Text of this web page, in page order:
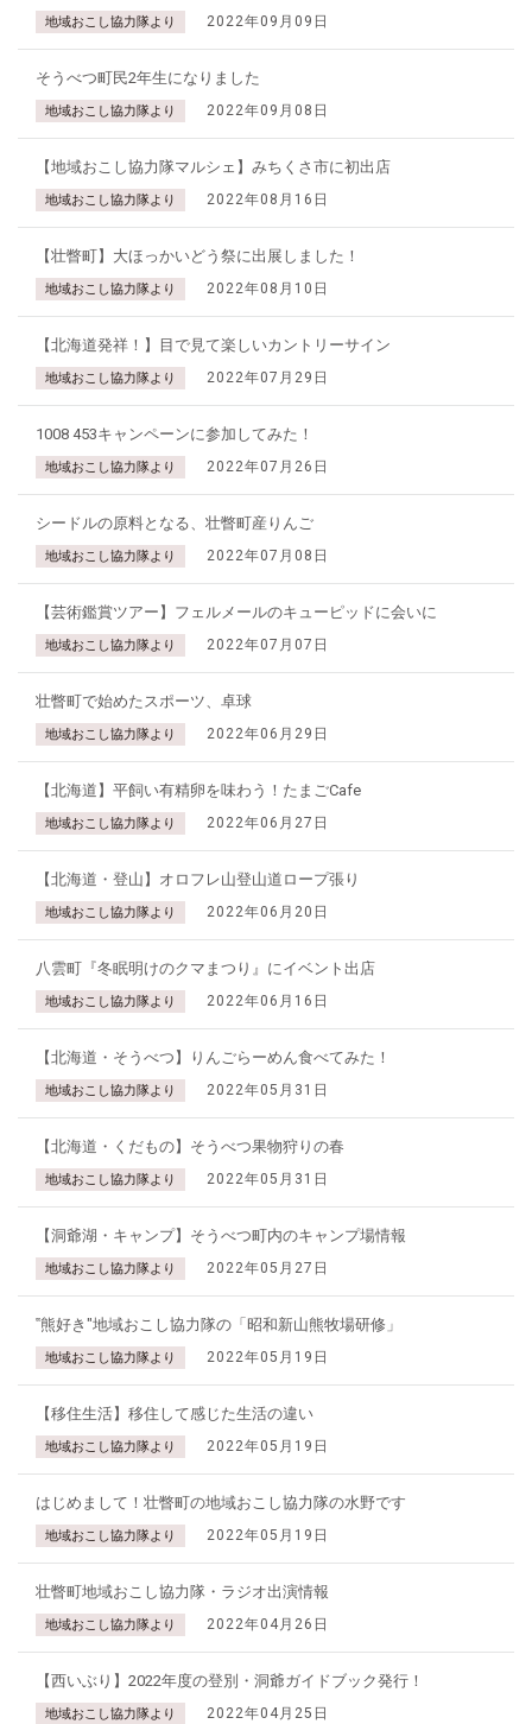
地域おこし協力隊より 2022年09月09日
そうべつ町民2年生になりました
地域おこし協力隊より 2022年09月08日
【地域おこし協力隊マルシェ】みちくさ市に初出店
地域おこし協力隊より 2022年08月16日
【壮瞥町】大ほっかいどう祭に出展しました！
地域おこし協力隊より 2022年08月10日
【北海道発祥！】目で見て楽しいカントリーサイン
地域おこし協力隊より 2022年07月29日
1008 453キャンペーンに参加してみた！
地域おこし協力隊より 2022年07月26日
シードルの原料となる、壮瞥町産りんご
地域おこし協力隊より 2022年07月08日
【芸術鑑賞ツアー】フェルメールのキューピッドに会いに
地域おこし協力隊より 2022年07月07日
壮瞥町で始めたスポーツ、卓球
地域おこし協力隊より 2022年06月29日
【北海道】平飼い有精卵を味わう！たまごCafe
地域おこし協力隊より 2022年06月27日
【北海道・登山】オロフレ山登山道ロープ張り
地域おこし協力隊より 2022年06月20日
八雲町『冬眠明けのクマまつり』にイベント出店
地域おこし協力隊より 2022年06月16日
【北海道・そうべつ】りんごらーめん食べてみた！
地域おこし協力隊より 2022年05月31日
【北海道・くだもの】そうべつ果物狩りの春
地域おこし協力隊より 2022年05月31日
【洞爺湖・キャンプ】そうべつ町内のキャンプ場情報
地域おこし協力隊より 2022年05月27日
‟熊好き"地域おこし協力隊の「昭和新山熊牧場研修」
地域おこし協力隊より 2022年05月19日
【移住生活】移住して感じた生活の違い
地域おこし協力隊より 2022年05月19日
はじめまして！壮瞥町の地域おこし協力隊の水野です
地域おこし協力隊より 2022年05月19日
壮瞥町地域おこし協力隊・ラジオ出演情報
地域おこし協力隊より 2022年04月26日
【西いぶり】2022年度の登別・洞爺ガイドブック発行！
地域おこし協力隊より 2022年04月25日